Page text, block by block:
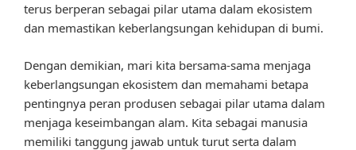
terus berperan sebagai pilar utama dalam ekosistem
dan memastikan keberlangsungan kehidupan di bumi.
Dengan demikian, mari kita bersama-sama menjaga
keberlangsungan ekosistem dan memahami betapa
pentingnya peran produsen sebagai pilar utama dalam
menjaga keseimbangan alam. Kita sebagai manusia
memiliki tanggung jawab untuk turut serta dalam